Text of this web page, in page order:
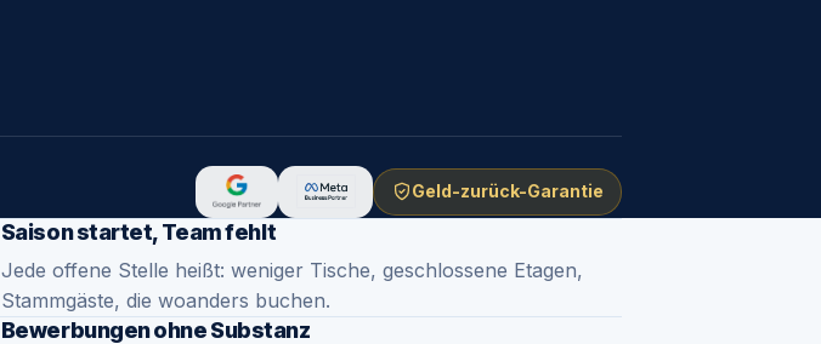
Geld-zurück-Garantie
Saison startet, Team fehlt
Jede offene Stelle heißt: weniger Tische, geschlossene Etagen,
Stammgäste, die woanders buchen.
Bewerbungen ohne Substanz